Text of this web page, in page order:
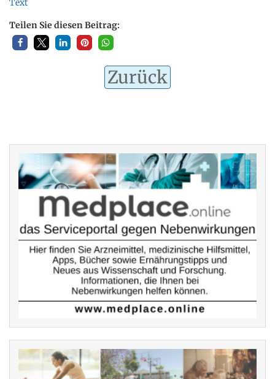
Teilen Sie diesen Beitrag:
Zurück